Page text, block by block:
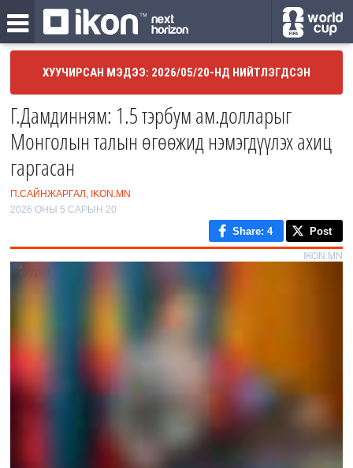
ХУУЧИРСАН МЭДЭЭ: 2026/05/20-НД НИЙТЛЭГДСЭН
Г.Дамдинням: 1.5 тэрбум ам.долларыг
Монголын талын өгөөжид нэмэгдүүлэх ахиц
гаргасан
П.САЙНЖАРГАЛ, IKON.MN
2026 ОНЫ 5 САРЫН 20
Share: 4 Post
IKON.MN